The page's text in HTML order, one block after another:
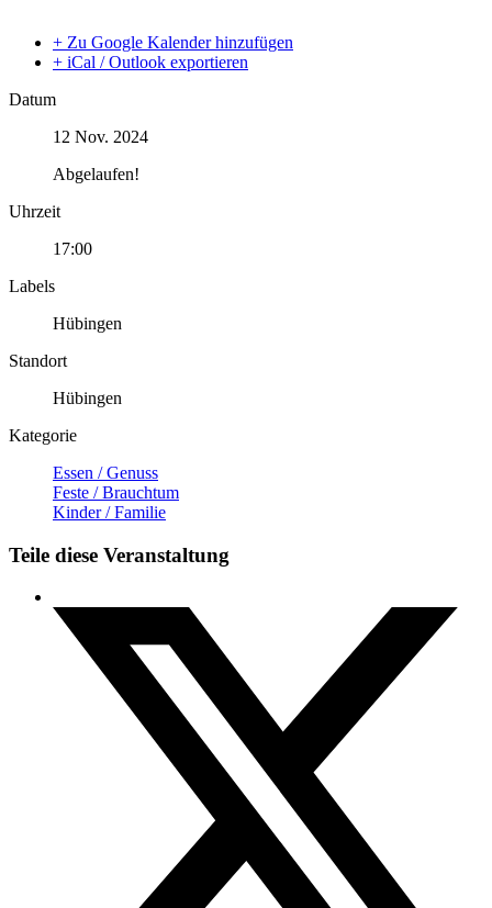
+ Zu Google Kalender hinzufügen
+ iCal / Outlook exportieren
Datum
12 Nov. 2024
Abgelaufen!
Uhrzeit
17:00
Labels
Hübingen
Standort
Hübingen
Kategorie
Essen / Genuss
Feste / Brauchtum
Kinder / Familie
Teile diese Veranstaltung